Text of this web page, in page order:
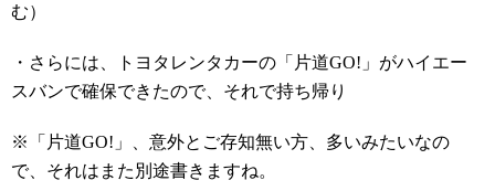
む）
・さらには、トヨタレンタカーの「片道GO!」がハイエー
スバンで確保できたので、それで持ち帰り
※「片道GO!」、意外とご存知無い方、多いみたいなの
で、それはまた別途書きますね。